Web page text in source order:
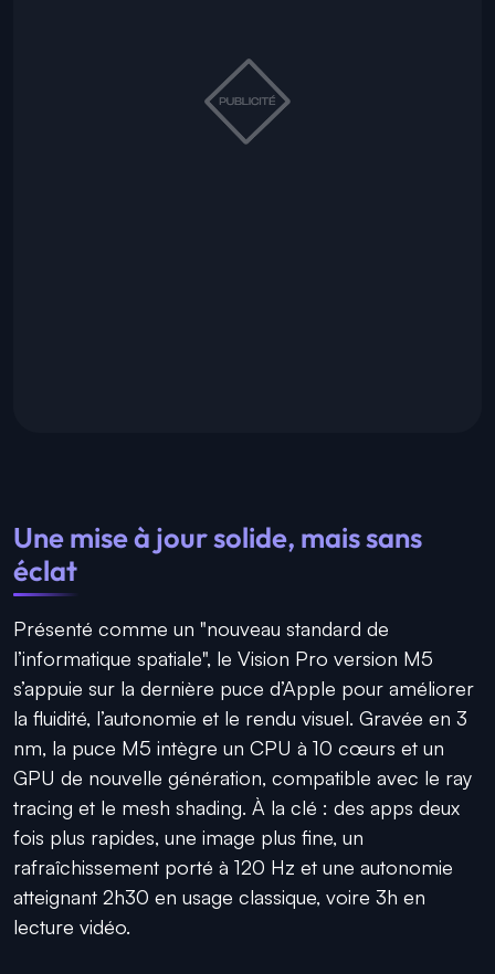
Une mise à jour solide, mais sans
éclat
Présenté comme un "nouveau standard de
l’informatique spatiale", le Vision Pro version M5
s’appuie sur la dernière puce d’Apple pour améliorer
la fluidité, l’autonomie et le rendu visuel. Gravée en 3
nm, la puce M5 intègre un CPU à 10 cœurs et un
GPU de nouvelle génération, compatible avec le ray
tracing et le mesh shading. À la clé : des apps deux
fois plus rapides, une image plus fine, un
rafraîchissement porté à 120 Hz et une autonomie
atteignant 2h30 en usage classique, voire 3h en
lecture vidéo.